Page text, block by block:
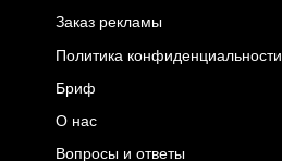
Заказ рекламы
Политика конфиденциальности
Бриф
О нас
Вопросы и ответы